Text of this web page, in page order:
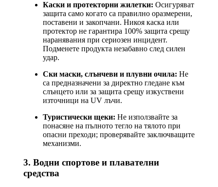
Каски и протекторни жилетки: Осигуряват
защита само когато са правилно оразмерени,
поставени и закопчани. Никоя каска или
протектор не гарантира 100% защита срещу
наранявания при сериозен инцидент.
Подменете продукта незабавно след силен
удар.
Ски маски, слънчеви и плувни очила: Не
са предназначени за директно гледане към
слънцето или за защита срещу изкуствени
източници на UV лъчи.
Туристически щеки: Не използвайте за
понасяне на пълното тегло на тялото при
опасни преходи; проверявайте заключващите
механизми.
3. Водни спортове и плавателни
средства